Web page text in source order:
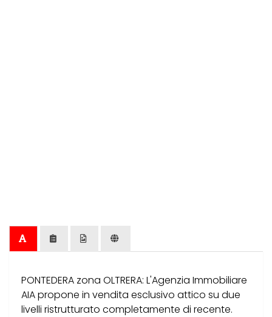
PONTEDERA zona OLTRERA: L'Agenzia Immobiliare
AIA propone in vendita esclusivo attico su due
livelli ristrutturato completamente di recente.